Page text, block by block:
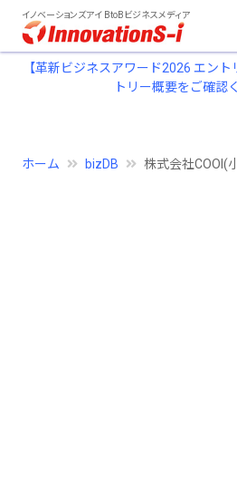
イノベーションズアイ BtoBビジネスメディア
【革新ビジネスアワード2026 エン
トリー概要をご確認
ホーム bizDB 株式会社COOI(